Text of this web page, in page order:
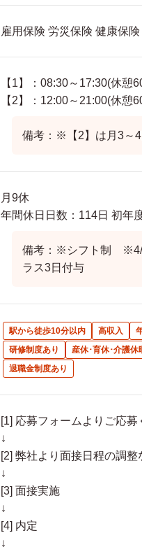
雇用保険 労災保険 健康保
【1】：08:30～17:30(休憩
【2】：12:00～21:00(休憩
備考：※【2】は月3～4
月9休
年間休日日数：114日 初年
備考：※シフト制 ※4/
ラス3日付与
駅から徒歩10分以内 高収入
研修制度あり
産休･育休･介護休
退職金制度あり
[1] 応募フォームよりご応募
↓
[2] 弊社より面接日程の調
↓
[3] 面接実施
↓
[4] 内定
↓